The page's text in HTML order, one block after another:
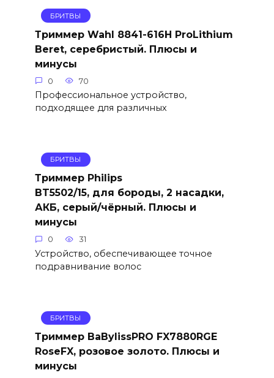
БРИТВЫ
Триммер Wahl 8841-616H ProLithium
Beret, серебристый. Плюсы и
минусы
0 70
Профессиональное устройство,
подходящее для различных
БРИТВЫ
Триммер Philips
BT5502/15, для бороды, 2 насадки,
АКБ, серый/чёрный. Плюсы и
минусы
0 31
Устройство, обеспечивающее точное
подравнивание волос
БРИТВЫ
Триммер BaBylissPRO FX7880RGE
RoseFX, розовое золото. Плюсы и
минусы